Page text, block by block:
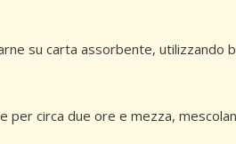
su carta assorbente, utilizzando
per circa due ore e mezza,